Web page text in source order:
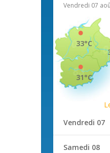
Vendredi 07
33°C
31°C
Vendredi 07
Samedi 08